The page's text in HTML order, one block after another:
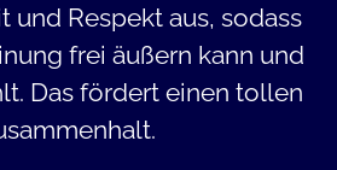
und Respekt aus, sodass
frei äußern kann und
Das fördert einen tollen